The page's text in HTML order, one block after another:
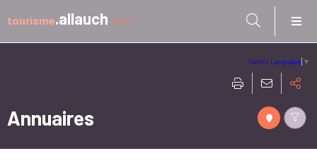
tourisme.allauch .com
Select Language ▼
Annuaires